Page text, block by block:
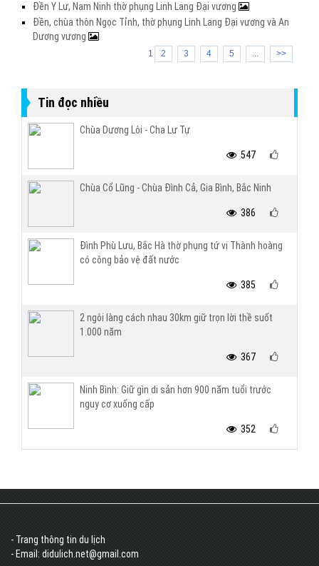
Đền Y Lư, Nam Ninh thờ phụng Linh Lang Đại vương
Đền, chùa thôn Ngọc Tỉnh, thờ phụng Linh Lang Đại vương và An
Dương vương
1 2 3 4 5 ... >>
Tin đọc nhiều
Chùa Dương Lôi - Cha Lư Tự
547
Chùa Cổ Lũng - Chùa Đình Cả, Gia Bình, Bắc Ninh
386
Đình Phù Lưu, Bắc Hà thờ phụng tứ vị Thành hoàng
có công bảo vệ đất nước
385
2 ngôi làng cách nhau 30km giữ trọn lời thề suốt
1.000 năm
367
Ninh Bình: Giữ gìn di sản hơn 900 năm tuổi trước
nguy cơ xuống cấp
352
- Trang thông tin du lịch
- Email: didulich.net@gmail.com